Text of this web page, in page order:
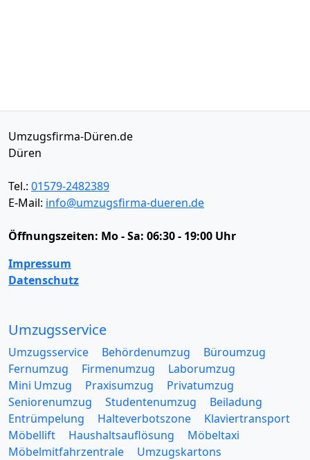
Umzugsfirma-Düren.de
Düren
Tel.: 01579-2482389
E-Mail: info@umzugsfirma-dueren.de
Öffnungszeiten: Mo - Sa: 06:30 - 19:00 Uhr
Impressum
Datenschutz
Umzugsservice
Umzugsservice Behördenumzug
Büroumzug
Fernumzug
Firmenumzug
Laborumzug
Mini Umzug
Praxisumzug
Privatumzug
Seniorenumzug
Studentenumzug
Beiladung
Entrümpelung
Halteverbotszone
Klaviertransport
Möbellift
Haushaltsauflösung
Möbeltaxi
Möbelmitfahrzentrale
Umzugskartons